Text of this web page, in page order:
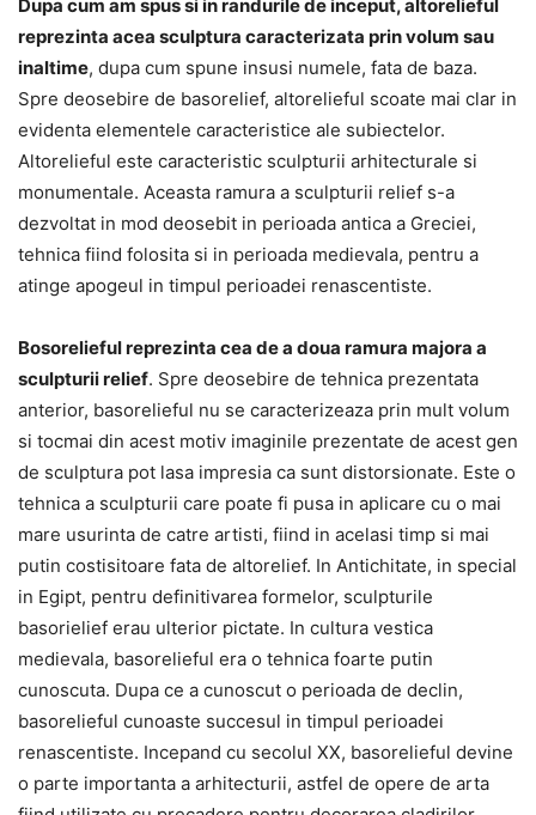
Dupa cum am spus si in randurile de inceput, altorelieful
reprezinta acea sculptura caracterizata prin volum sau
inaltime, dupa cum spune insusi numele, fata de baza.
Spre deosebire de basorelief, altorelieful scoate mai clar in
evidenta elementele caracteristice ale subiectelor.
Altorelieful este caracteristic sculpturii arhitecturale si
monumentale. Aceasta ramura a sculpturii relief s-a
dezvoltat in mod deosebit in perioada antica a Greciei,
tehnica fiind folosita si in perioada medievala, pentru a
atinge apogeul in timpul perioadei renascentiste.
Bosorelieful reprezinta cea de a doua ramura majora a
sculpturii relief. Spre deosebire de tehnica prezentata
anterior, basorelieful nu se caracterizeaza prin mult volum
si tocmai din acest motiv imaginile prezentate de acest gen
de sculptura pot lasa impresia ca sunt distorsionate. Este o
tehnica a sculpturii care poate fi pusa in aplicare cu o mai
mare usurinta de catre artisti, fiind in acelasi timp si mai
putin costisitoare fata de altorelief. In Antichitate, in special
in Egipt, pentru definitivarea formelor, sculpturile
basorielief erau ulterior pictate. In cultura vestica
medievala, basorelieful era o tehnica foarte putin
cunoscuta. Dupa ce a cunoscut o perioada de declin,
basorelieful cunoaste succesul in timpul perioadei
renascentiste. Incepand cu secolul XX, basorelieful devine
o parte importanta a arhitecturii, astfel de opere de arta